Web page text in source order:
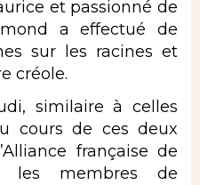
et passionné de
a effectué de
sur les racines et
créole.
similaire à celles
cours de ces deux
française de
les membres de